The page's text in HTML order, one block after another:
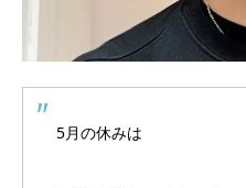
5月の休みは